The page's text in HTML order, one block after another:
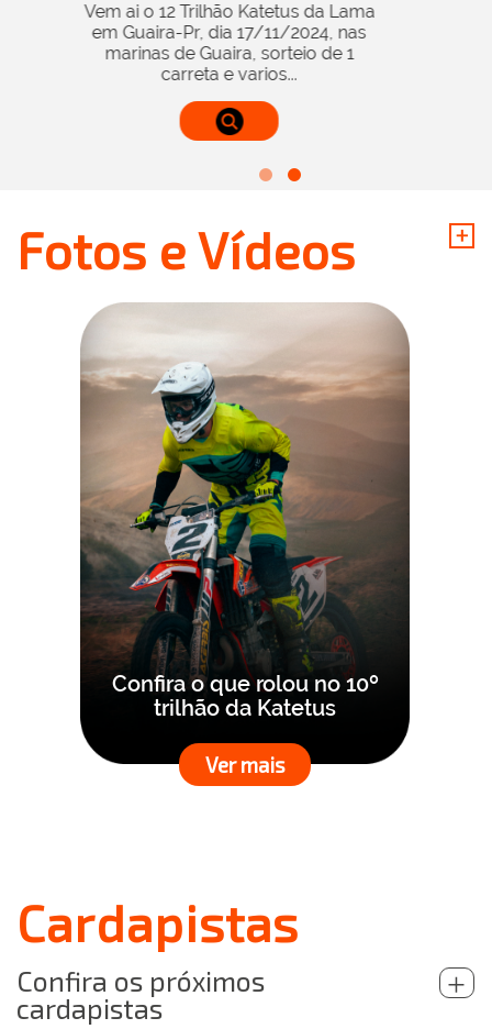
da Lama
2024, nas
Fotos e Vídeos +
Confira o que rolou no 10º
trilhão da Katetus
Ver mais
Cardapistas
Confira os próximos
cardapistas
+